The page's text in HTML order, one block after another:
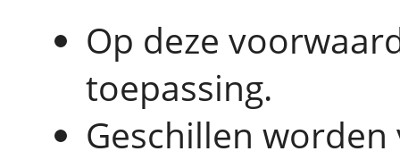
Op deze
toepassing.
Geschillen